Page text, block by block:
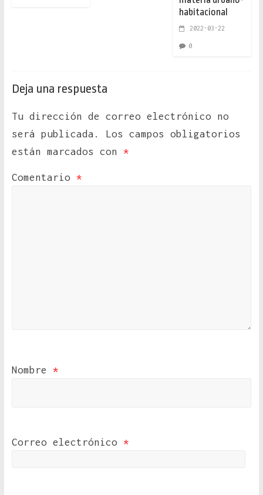
habitacional
2022-03-22
0
Deja una respuesta
Tu dirección de correo electrónico no
será publicada.
Los campos obligatorios
están marcados con *
Comentario *
Nombre *
Correo electrónico *